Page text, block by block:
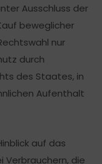
Ausschluss der
beweglicher
nur
durch
des Staates, in
Aufenthalt
auf das
Verbrauchern, die